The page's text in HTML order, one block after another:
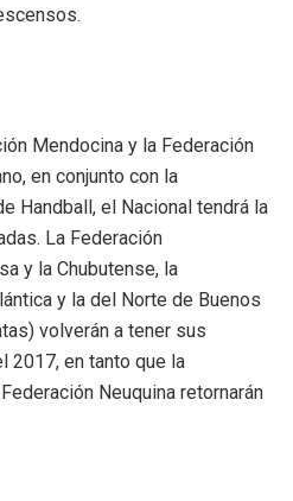
Mendocina y la Federación
en conjunto con la
Handball, el Nacional tendrá la
La Federación
y la Chubutense, la
y la del Norte de Buenos
volverán a tener sus
2017, en tanto que la
Neuquina retornarán